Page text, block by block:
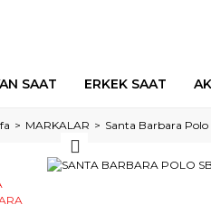
SAAT ERKEK SAAT
MARKALAR Santa Barbara Polo